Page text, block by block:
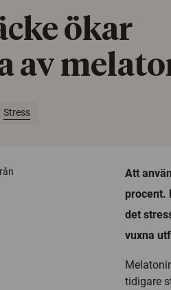
ökar
av
Stress
Att
procent.
det
vuxna
tidigare